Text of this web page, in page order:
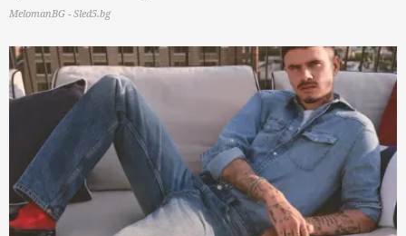
MelomanBG - Sled5.bg